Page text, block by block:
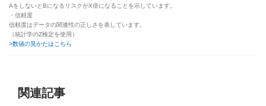
AをしないとBになるリスクがX倍になることを示しています。
・信頼度
信頼度はデータの関連性の正しさを表しています。
（統計学のZ検定を使用）
>数値の見かたはこちら
関連記事